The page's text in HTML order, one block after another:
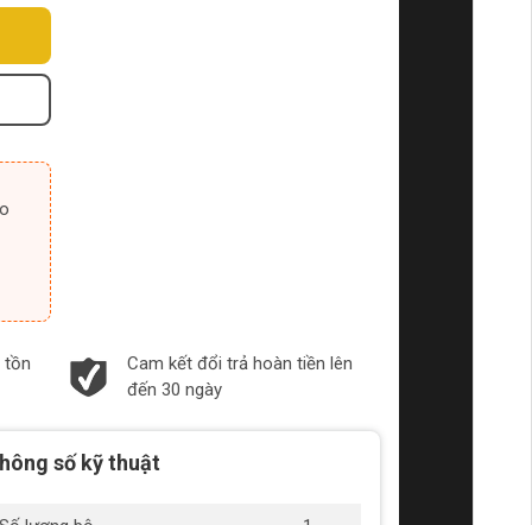
tồn
Cam kết đổi trả hoàn tiền lên
đến 30 ngày
số kỹ thuật